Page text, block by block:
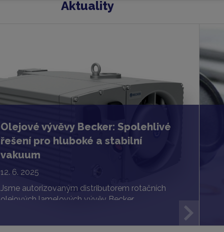
Aktuality
Olejové vývěvy Becker: Spolehlivé
řešení pro hluboké a stabilní
vakuum
12. 6. 2025
Jsme autorizovaným distributorem rotačních
olejových lamelových vývěv Becker.